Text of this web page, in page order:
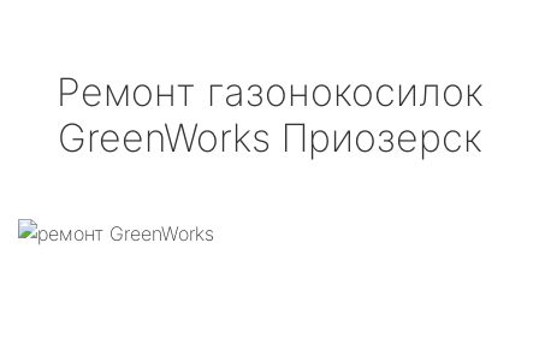
Ремонт газонокосилок
GreenWorks Приозерск